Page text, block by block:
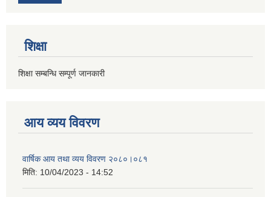
शिक्षा
शिक्षा सम्बन्धि सम्पूर्ण जानकारी
आय व्यय विवरण
वार्षिक आय तथा व्यय विवरण २०८०।०८१
मिति: 10/04/2023 - 14:52